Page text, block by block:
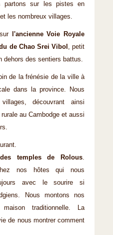
partons sur les pistes en
les nombreux villages.
l'ancienne Voie Royale
de Chao Srei Vibol , petit
dehors des sentiers battus.
de la frénésie de la ville à
dans la province. Nous
découvrant ainsi
au Cambodge et aussi
des temples de Rolous.
nos hôtes qui nous
avec le sourire si
Nous montons nos
traditionnelle. La
de nous montrer comment